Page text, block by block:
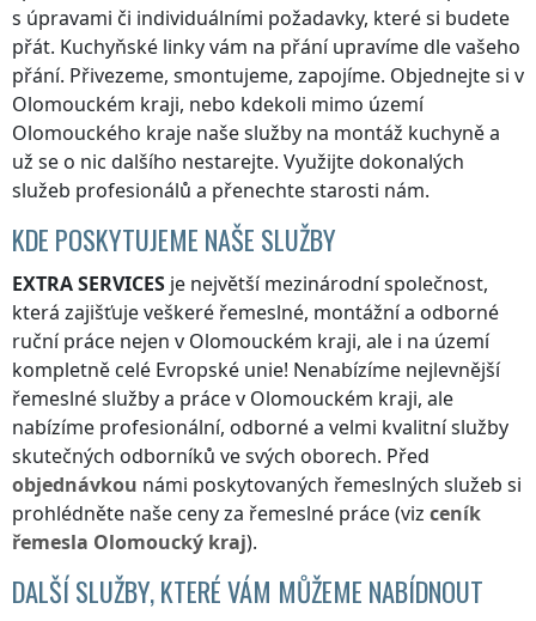
s úpravami či individuálními požadavky, které si budete
přát. Kuchyňské linky vám na přání upravíme dle vašeho
přání. Přivezeme, smontujeme, zapojíme. Objednejte si v
Olomouckém kraji, nebo kdekoli mimo území
Olomouckého kraje naše služby na montáž kuchyně a
už se o nic dalšího nestarejte. Využijte dokonalých
služeb profesionálů a přenechte starosti nám.
KDE POSKYTUJEME NAŠE SLUŽBY
EXTRA SERVICES je největší mezinárodní společnost,
která zajišťuje veškeré řemeslné, montážní a odborné
ruční práce nejen v Olomouckém kraji, ale i na území
kompletně celé Evropské unie! Nenabízíme nejlevnější
řemeslné služby a prácev Olomouckém kraji, ale
nabízíme profesionální, odborné a velmi kvalitní služby
skutečných odborníků ve svých oborech. Před
objednávkou námi poskytovaných řemeslných služeb si
prohlédněte naše ceny za řemeslné práce (viz ceník
řemesla Olomoucký kraj).
DALŠÍ SLUŽBY, KTERÉ VÁM MŮŽEME NABÍDNOUT